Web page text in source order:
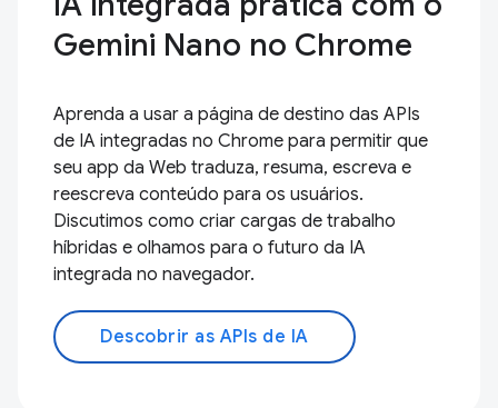
Gemini Nano no Chrome
Aprenda a usar a página de destino das APIs
de IA integradas no Chrome para permitir que
seu app da Web traduza, resuma, escreva e
reescreva conteúdo para os usuários.
Discutimos como criar cargas de trabalho
híbridas e olhamos para o futuro da IA
integrada no navegador.
Descobrir as APIs de IA